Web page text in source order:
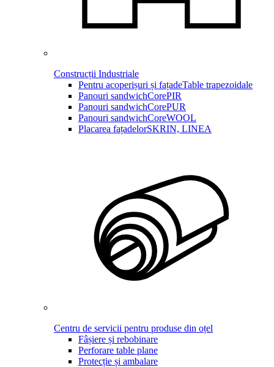
Construcții Industriale
Pentru acoperișuri și fațadeTable trapezoidale
Panouri sandwichCorePIR
Panouri sandwichCorePUR
Panouri sandwichCoreWOOL
Placarea fațadelorSKRIN, LINEA
Centru de servicii pentru produse din oțel
Fâșiere și rebobinare
Perforare table plane
Protecție și ambalare